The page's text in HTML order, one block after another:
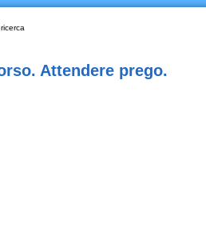
Attendere prego.